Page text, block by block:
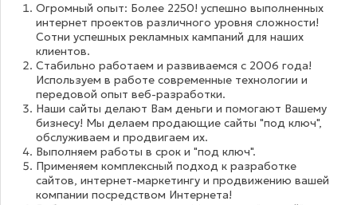
Огромный опыт: Более 2250! успешно выполненных
интернет проектов различного уровня сложности!
Сотни успешных рекламных кампаний для наших
клиентов.
Стабильно работаем и развиваемся с 2006 года!
Используем в работе современные технологии и
передовой опыт веб-разработки.
Наши сайты делают Вам деньги и помогают Вашему
бизнесу! Мы делаем продающие сайты "под ключ",
обслуживаем и продвигаем их.
Выполняем работы в срок и "под ключ".
Применяем комплексный подход к разработке
сайтов, интернет-маркетингу и продвижению вашей
компании посредством Интернета!